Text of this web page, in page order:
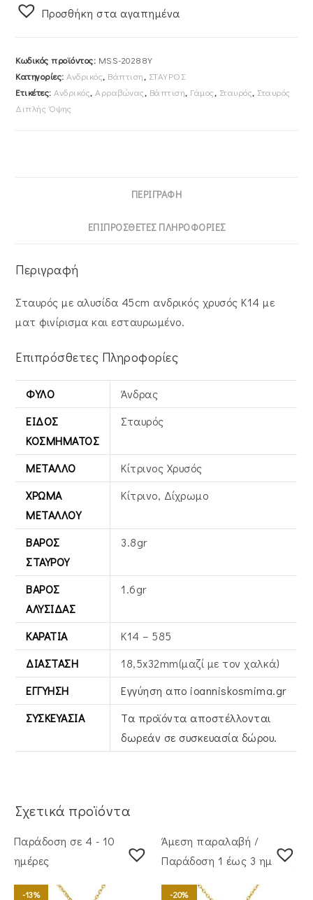
Χρυσός
20288Y
ποσότητα
Προσθήκη στα αγαπημένα
Κωδικός προϊόντος: MSS-20288Y
Κατηγορίες: Ανδρικός, Βάπτιση, ΣΤΑΥΡΟΣ
Ετικέτες: Ανδρικός, Αρραβώνας, Βάπτιση, Γάμος, Σταυρός, Σταυρός
Διπλής Όψης
ΠΕΡΙΓΡΑΦΉ
ΕΠΙΠΡΌΣΘΕΤΕΣ ΠΛΗΡΟΦΟΡΊΕΣ
Περιγραφή
Σταυρός με αλυσίδα 45cm ανδρικός χρυσός Κ14 με
ματ φινίρισμα και εσταυρωμένο.
Επιπρόσθετες Πληροφορίες
ΦΎΛΟ
Άνδρας
ΕΊΔΟΣ
ΚΟΣΜΉΜΑΤΟΣ
Σταυρός
ΜΈΤΑΛΛΟ
Κίτρινος Xρυσός
ΧΡΏΜΑ
ΜΕΤΆΛΛΟΥ
Κίτρινο, Δίχρωμο
ΒΆΡΟΣ
ΣΤΑΥΡΟΎ
3.8gr
ΒΆΡΟΣ
ΑΛΥΣΊΔΑΣ
1.6gr
ΚΑΡΆΤΙΑ
Κ14 – 585
ΔΙΆΣΤΑΣΗ
18,5x32mm(μαζί με τον χαλκά)
ΕΓΓΎΗΣΗ
Εγγύηση απο ioanniskosmima.gr
ΣΥΣΚΕΥΑΣΊΑ
Τα προϊόντα αποστέλλονται
δωρεάν σε συσκευασία δώρου.
Σχετικά προϊόντα
Παράδοση σε 4 - 10
ημέρες
-13%
Άμεση παραλαβή /
Παράδoση 1 έως 3 ημέρες
-20%